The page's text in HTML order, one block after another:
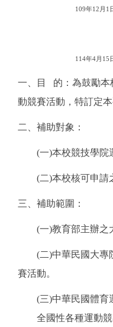
109年12 月 1
114年4月15
一、目
的：為鼓勵
動競賽活動，特訂定本
二、補助對象：
(一)本校競技學院
(二)本校核可申請
三、補助範圍：
(一)教育部主辦之
(二)中華民國大專
賽活動。
(三)中華民國體育
全國性各種運動競